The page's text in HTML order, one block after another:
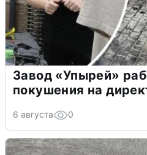
Завод «Упырей»
покушения на
6 августа 0